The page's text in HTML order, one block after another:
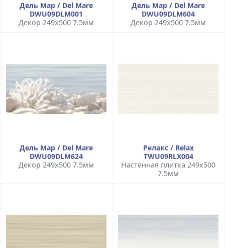
Дель Мар / Del Mare
DWU09DLM001
Декор 249x500 7.5мм
Дель Мар / Del Mare
DWU09DLM604
Декор 249x500 7.5мм
Дель Мар / Del Mare
DWU09DLM624
Декор 249x500 7.5мм
Релакс / Relax
TWU09RLX004
Настенная плитка 249x500
7.5мм